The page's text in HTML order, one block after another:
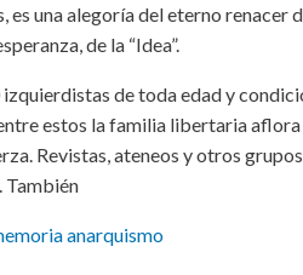
es una alegoría del eterno renacer
de la “Idea”.
de toda edad y
estos la familia libertaria
Revistas, ateneos y otros grupos
También
anarquismo